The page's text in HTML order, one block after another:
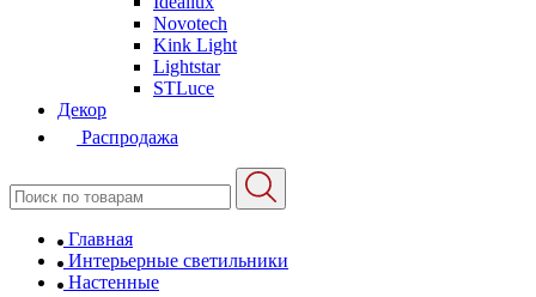
Novotech
Kink Light
Lightstar
STLuce
Декор
Распродажа
Главная
Интерьерные светильники
Настенные